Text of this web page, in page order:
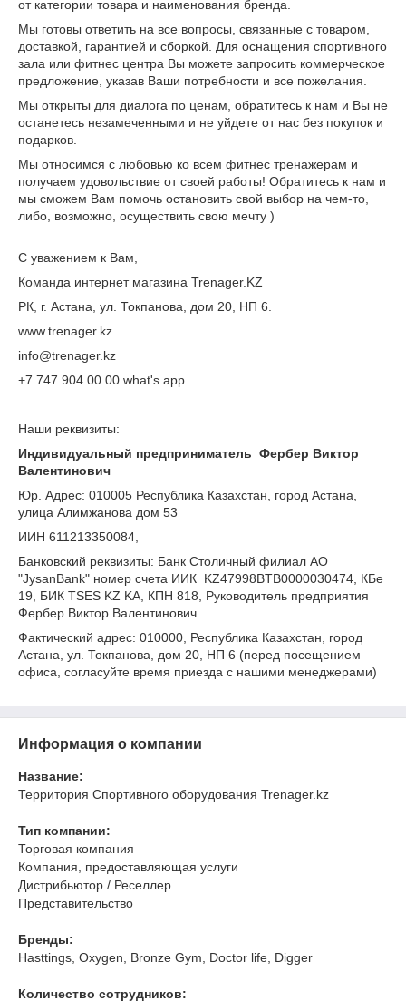
от категории товара и наименования бренда.
Мы готовы ответить на все вопросы, связанные с товаром,
доставкой, гарантией и сборкой. Для оснащения спортивного
зала или фитнес центра Вы можете запросить коммерческое
предложение, указав Ваши потребности и все пожелания.
Мы открыты для диалога по ценам, обратитесь к нам и Вы не
останетесь незамеченными и не уйдете от нас без покупок и
подарков.
Мы относимся с любовью ко всем фитнес тренажерам и
получаем удовольствие от своей работы! Обратитесь к нам и
мы сможем Вам помочь остановить свой выбор на чем-то,
либо, возможно, осуществить свою мечту )
С уважением к Вам,
Команда интернет магазина Trenager.KZ
РК, г. Астана, ул. Токпанова, дом 20, НП 6.
www.trenager.kz
info@trenager.kz
+7 747 904 00 00 what's app
Наши реквизиты:
Индивидуальный предприниматель Фербер Виктор
Валентинович
Юр. Адрес: 010005 Республика Казахстан, город Астана,
улица Алимжанова дом 53
ИИН 611213350084,
Банковский реквизиты: Банк Столичный филиал АО
"JysanBank" номер счета ИИК KZ47998BTB0000030474, КБе
19, БИК TSES KZ KA, КПН 818, Руководитель предприятия
Фербер Виктор Валентинович.
Фактический адрес: 010000, Республика Казахстан, город
Астана, ул. Токпанова, дом 20, НП 6 (перед посещением
офиса, согласуйте время приезда с нашими менеджерами)
Информация о компании
Название:
Территория Спортивного оборудования Trenager.kz
Тип компании:
Торговая компания
Компания, предоставляющая услуги
Дистрибьютор / Реселлер
Представительство
Бренды:
Hasttings, Oxygen, Bronze Gym, Doctor life, Digger
Количество сотрудников: